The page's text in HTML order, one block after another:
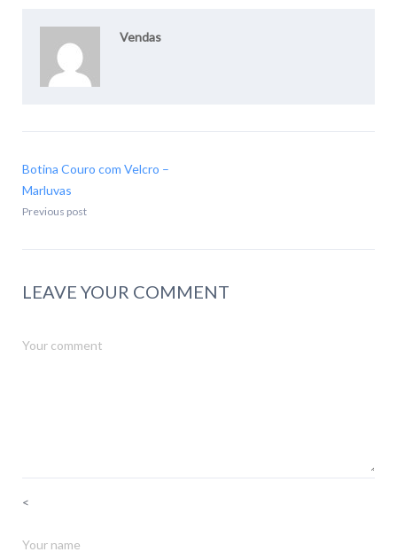
Vendas
Botina Couro com Velcro –
Marluvas
Previous post
LEAVE YOUR COMMENT
<